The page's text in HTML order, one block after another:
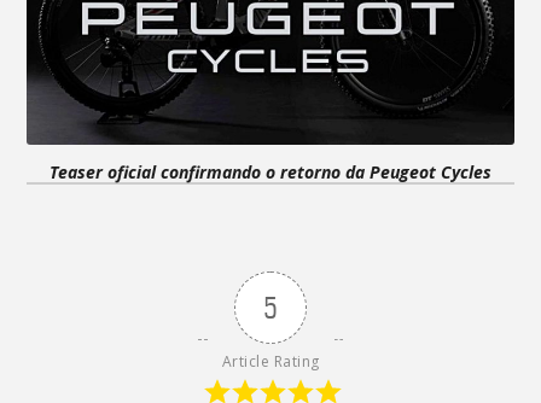
Teaser oficial confirmando o retorno da Peugeot Cycles
5
Article Rating